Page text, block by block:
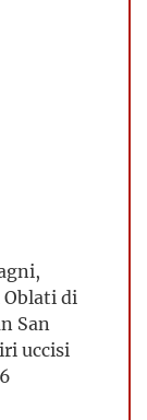
di
San
uccisi